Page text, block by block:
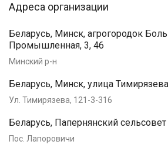
Адреса организации
Беларусь, Минск, агрогородок
Промышленная, 3, 46
Минский р-н
Беларусь, Минск, улица
Ул. Тимирязева, 121-3-316
Беларусь, Папернянский сельсовет
Пос. Лапоровичи